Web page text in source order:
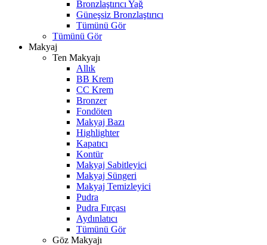
Bronzlaştırıcı Yağ
Güneşsiz Bronzlaştırıcı
Tümünü Gör
Tümünü Gör
Makyaj
Ten Makyajı
Allık
BB Krem
CC Krem
Bronzer
Fondöten
Makyaj Bazı
Highlighter
Kapatıcı
Kontür
Makyaj Sabitleyici
Makyaj Süngeri
Makyaj Temizleyici
Pudra
Pudra Fırçası
Aydınlatıcı
Tümünü Gör
Göz Makyajı